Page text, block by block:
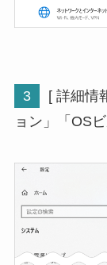
3
[ 詳細情
ョン」「OS